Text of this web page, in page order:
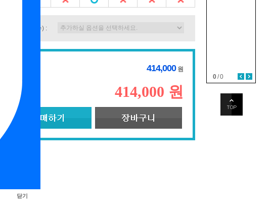
닫기
(필수) :
414,000 원
총 결제금액 : 414,000 원
0/0